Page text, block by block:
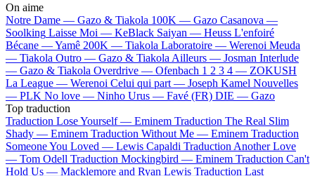
On aime
Notre Dame — Gazo & Tiakola 100K — Gazo Casanova —
Soolking Laisse Moi — KeBlack Saiyan — Heuss L'enfoiré
Bécane —Yamê 200K — Tiakola Laboratoire — Werenoi Meuda
— Tiakola Outro — Gazo & Tiakola Ailleurs — Josman Interlude
— Gazo & Tiakola Overdrive — Ofenbach 1 2 3 4 — ZOKUSH
La League — Werenoi Celui qui part — Joseph Kamel Nouvelles
— PLK No love — Ninho Urus — Favé (FR) DIE — Gazo
Top traduction
Traduction Lose Yourself — Eminem Traduction The Real Slim
Shady — Eminem Traduction Without Me — Eminem Traduction
Someone You Loved — Lewis Capaldi Traduction Another Love
— Tom Odell Traduction Mockingbird — Eminem Traduction Can't
Hold Us — Macklemore and Ryan Lewis Traduction Last